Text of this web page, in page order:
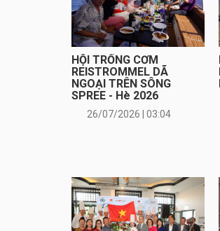
HỘI TRỐNG CƠM
REISTROMMEL DÃ
NGOẠI TRÊN SÔNG
SPREE - Hè 2026
26/07/2026 | 03:04